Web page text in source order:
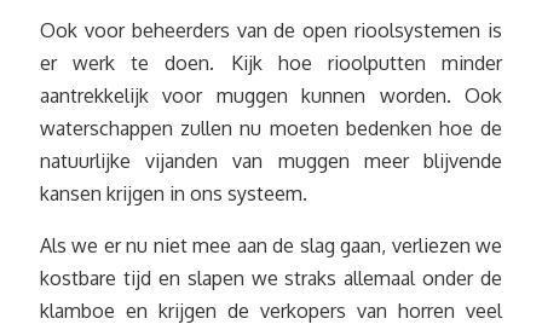
Ook voor beheerders van de open rioolsystemen is
er werk te doen. Kijk hoe rioolputten minder
aantrekkelijk voor muggen kunnen worden. Ook
waterschappen zullen nu moeten bedenken hoe de
natuurlijke vijanden van muggen meer blijvende
kansen krijgen in ons systeem.
Als we er nu niet mee aan de slag gaan, verliezen we
kostbare tijd en slapen we straks allemaal onder de
klamboe en krijgen de verkopers van horren veel